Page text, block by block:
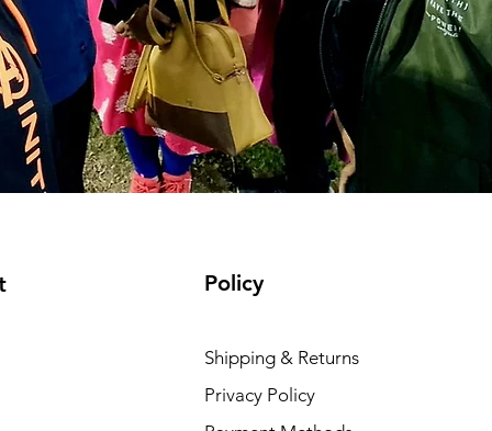
Policy
Shipping & Returns
Privacy Policy